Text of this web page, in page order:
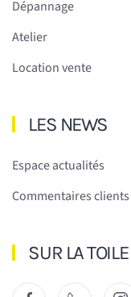
Dépannage
Atelier
Location vente
LES NEWS
Espace actualités
Commentaires clients
SUR LA TOILE